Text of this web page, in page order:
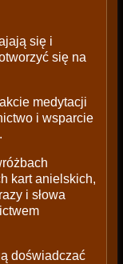
się i
się na
medytacji
i wsparcie
kart anielskich,
i słowa
doświadczać